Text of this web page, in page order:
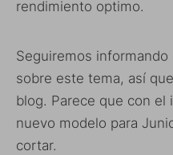
rendimiento optimo.
Seguiremos
sobre este tema, así
blog. Parece que con el
nuevo modelo para
cortar.